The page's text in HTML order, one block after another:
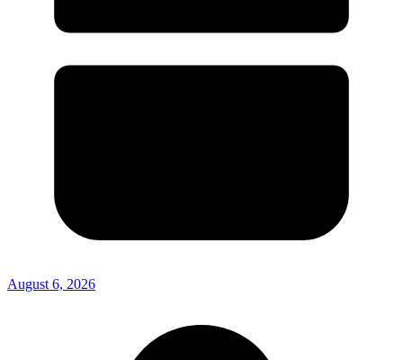
August 6, 2026